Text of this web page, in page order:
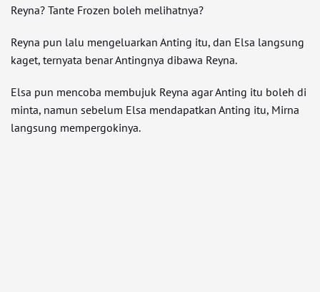
Reyna? Tante Frozen boleh melihatnya?
Reyna pun lalu mengeluarkan Anting itu, dan Elsa langsung
kaget, ternyata benar Antingnya dibawa Reyna.
Elsa pun mencoba membujuk Reyna agar Anting itu boleh di
minta, namun sebelum Elsa mendapatkan Anting itu, Mirna
langsung mempergokinya.